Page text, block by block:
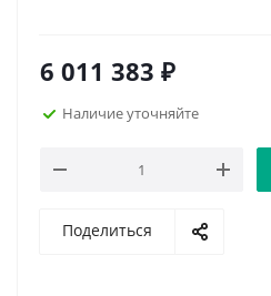
6 011 383 ₽
Наличие уточняйте
Поделиться